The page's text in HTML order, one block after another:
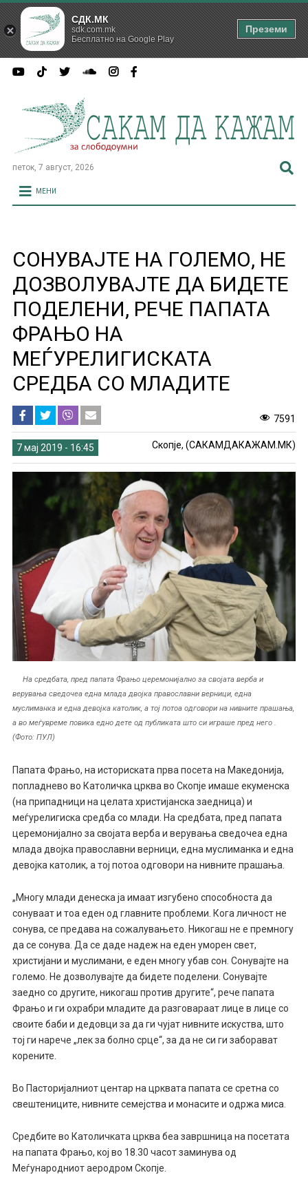
петок, 7 август, 2026
МЕНИ
СОНУВАЈТЕ НА ГОЛЕМО, НЕ
ДОЗВОЛУВАЈТЕ ДА БИДЕТЕ
ПОДЕЛЕНИ, РЕЧЕ ПАПАТА
ФРАЊО НА
МЕЃУРЕЛИГИСКАТА
СРЕДБА СО МЛАДИТЕ
7591
7 мај 2019 - 16:45 Скопје, (САКАМДАКАЖАМ.МК)
На средбата, пред папата Фрањо церемонијално за својата верба и
верувања сведочеа една млада двојка православни верници, една
муслиманка и една девојка католик, а тој потоа одговори на нивните прашања,
а во меѓувреме повика едно дете од публиката што си играше пред него .
(Фото: ПУЛ)
Папата Фрањо, на историската прва посета на Македонија,
попладнево во Католичка црква во Скопје имаше екуменска
(на припадници на целата христијанска заедница) и
меѓурелигиска средба со млади. На средбата, пред папата
церемонијално за својата верба и верувања сведочеа една
млада двојка православни верници, една муслиманка и една
девојка католик, а тој потоа одговори на нивните прашања.
„Многу млади денеска ја имаат изгубено способноста да
сонуваат и тоа еден од главните проблеми. Кога личност не
сонува, се предава на сожалувањето. Никогаш не е премногу
да се сонува. Да се даде надеж на еден уморен свет,
христијани и муслимани, е еден многу убав сон. Сонувајте на
големо. Не дозволувајте да бидете поделени. Сонувајте
заедно со другите, никогаш против другите“, рече папата
Фрањо и ги охрабри младите да разговараат лице в лице со
своите баби и дедовци за да ги чујат нивните искуства, што
тој ги нарече „лек за болно срце“, за да не си ги заборават
корените.
Во Пасторијалниот центар на црквата папата се сретна со
свештениците, нивните семејства и монасите и одржа миса.
Средбите во Католичката црква беа завршница на посетата
на папата Фрањо, кој во 18.30 часот заминува од
Меѓународниот аеродром Скопје.
СДК.МК
sdk.com.mk
Бесплатно на Google Play
Преземи